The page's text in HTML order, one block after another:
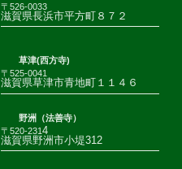
〒526-0033
滋賀県長浜市平方町８７２
草津(西方寺)
〒525-0041
滋賀県草津市青地町１１４６
野洲（法善寺）
〒520-2314
滋賀県野洲市小堤312